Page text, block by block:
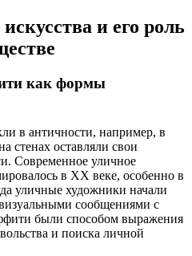
и его роль
как формы
в античности, например, в
стенах оставляли свои
Современное уличное
в ХХ веке, особенно в
уличные художники начали
сообщениями с
были способом выражения
и поиска личной